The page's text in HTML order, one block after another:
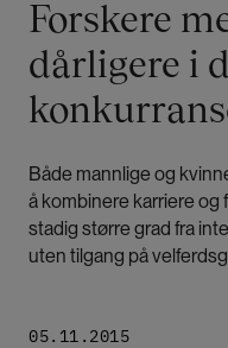
m
a
g
a
s
i
n
Forskere
dårligere i
Både mannlige og
å kombinere karriere og
stadig større grad fra
uten tilgang på
05.11.2015